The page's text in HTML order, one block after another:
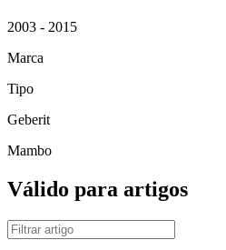
2003 - 2015
Marca
Tipo
Geberit
Mambo
Válido para artigos